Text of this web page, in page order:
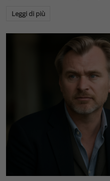
Leggi di più